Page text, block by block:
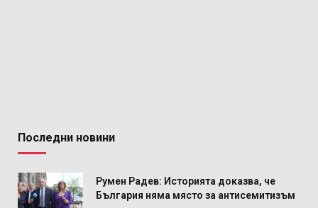
Последни новини
Румен Радев: Историята доказва, че
България няма място за антисемитизъм